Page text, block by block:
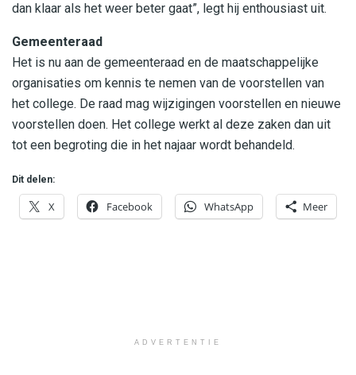
dan klaar als het weer beter gaat”, legt hij enthousiast uit.
Gemeenteraad
Het is nu aan de gemeenteraad en de maatschappelijke
organisaties om kennis te nemen van de voorstellen van
het college. De raad mag wijzigingen voorstellen en nieuwe
voorstellen doen. Het college werkt al deze zaken dan uit
tot een begroting die in het najaar wordt behandeld.
Dit delen:
X Facebook WhatsApp Meer
ADVERTENTIE